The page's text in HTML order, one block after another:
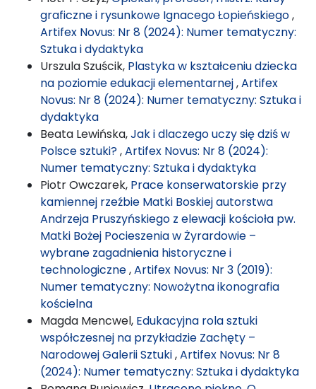
graficzne i rysunkowe Ignacego Łopieńskiego,
Artifex Novus: Nr 8 (2024): Numer tematyczny:
Sztuka i dydaktyka
Urszula Szuścik, Plastyka w kształceniu dziecka
na poziomie edukacji elementarnej,Artifex
Novus: Nr 8 (2024): Numer tematyczny: Sztuka i
dydaktyka
Beata Lewińska,Jak i dlaczego uczy się dziś w
Polsce sztuki?,Artifex Novus: Nr 8 (2024):
Numer tematyczny: Sztuka i dydaktyka
Piotr Owczarek, Prace konserwatorskie przy
kamiennej rzeźbie Matki Boskiej autorstwa
Andrzeja Pruszyńskiego z elewacji kościoła pw.
Matki Bożej Pocieszenia w Żyrardowie –
wybrane zagadnienia historyczne i
technologiczne,Artifex Novus: Nr 3 (2019):
Numer tematyczny: Nowożytna ikonografia
kościelna
Magda Mencwel, Edukacyjna rola sztuki
współczesnej na przykładzie Zachęty –
Narodowej Galerii Sztuki,Artifex Novus: Nr 8
(2024): Numer tematyczny: Sztuka i dydaktyka